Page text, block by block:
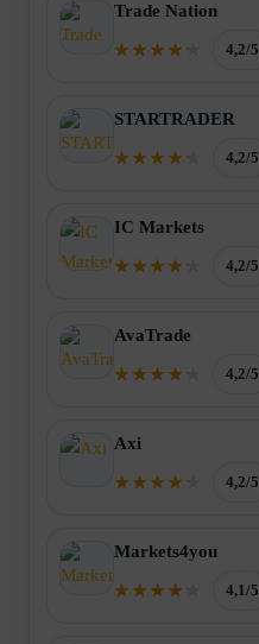
Trade Nation
4,2/5
STARTRADER
4,2/5
IC Markets
4,2/5
AvaTrade
4,2/5
Axi
4,2/5
Markets4you
4,1/5